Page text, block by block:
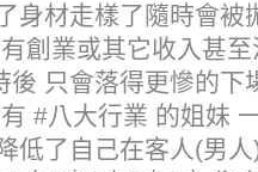
身材走樣了隨時會被
創業或其它收入甚
後 只會落得更慘的下
#八大行業 的姐妹
低了自己在客人(男